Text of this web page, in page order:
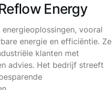
Energy
vooral
energie en efficiëntie. Ze
klanten met
advies. Het bedrijf streeft